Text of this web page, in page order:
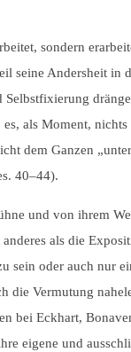
sondern
seine Andersheit in
Selbstfixierung
als Moment,
dem Ganzen
40–44).
und von ihrem
als die
sein oder auch nur
die Vermutung
bei Eckhart,
eigene und